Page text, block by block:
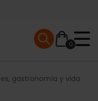
0
Mobile menu
gastronomía y vida